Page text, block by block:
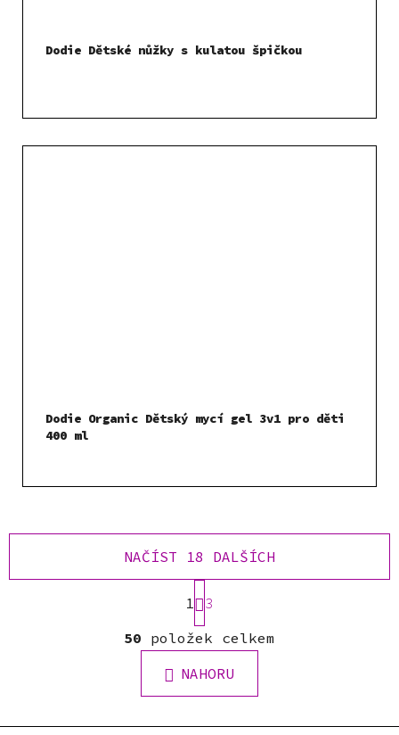
Dodie Dětské nůžky s kulatou špičkou
Dodie Organic Dětský mycí gel 3v1 pro děti
400 ml
O
v
á
d
a
NAČÍST 18 DALŠÍCH
S
t
r
á
n
k
á
1
3
50 položek celkem
NAHORU